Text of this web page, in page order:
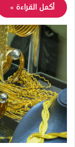
أكمل القراءة »